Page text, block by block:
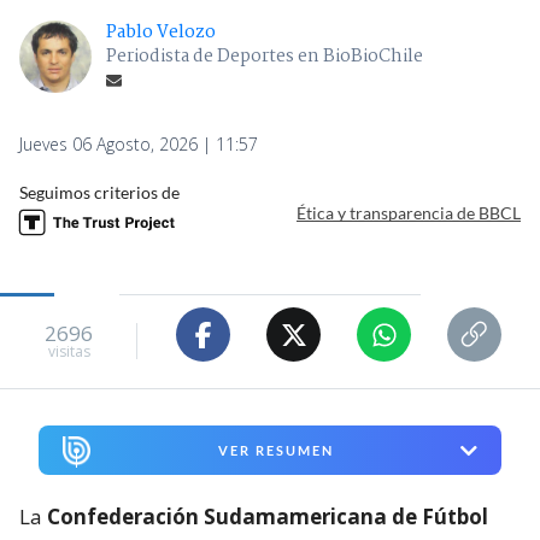
Pablo Velozo
Periodista de Deportes en BioBioChile
Jueves 06 Agosto, 2026 | 11:57
Seguimos criterios de
Ética y transparencia de BBCL
2696
visitas
VER RESUMEN
La Confederación Sudamamericana de Fútbol